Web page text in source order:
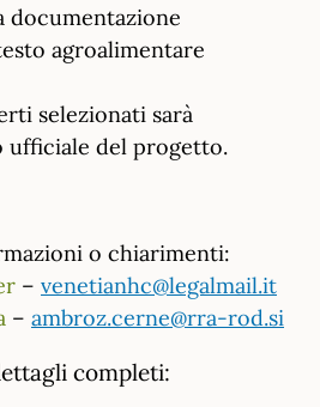
documentazione
agroalimentare
selezionati sarà
ufficiale del progetto.
o chiarimenti:
– venetianhc@legalmail.it
– ambroz.cerne@rra-rod.si
completi: